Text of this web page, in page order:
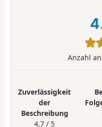
Anzahl
Zuverlässigkeit
der
Beschreibung
4.7 / 5